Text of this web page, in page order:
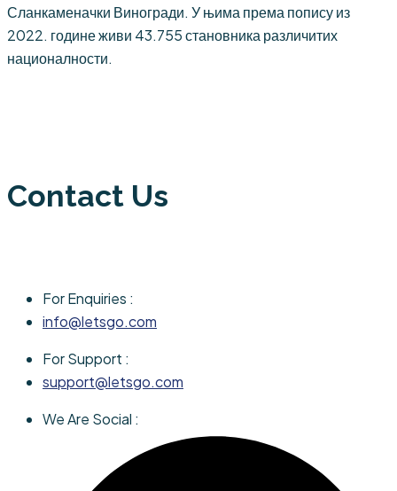
Сланкаменачки Виногради. У њима према попису из
2022. године живи 43.755 становника различитих
националности.
Contact Us
For Enquiries :
info@letsgo.com
For Support :
support@letsgo.com
We Are Social :